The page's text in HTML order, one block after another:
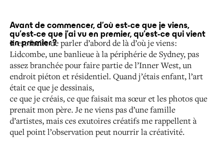
Avant de commencer, d’où est-ce que je viens,
qu’est-ce que j’ai vu en premier, qu’est-ce qui vient
en premier ?
Il est facile de parler d’abord de là d’où je viens :
Lidcombe,une banlieue à la périphérie de Sydney, pas
assez branchée pour faire partie de l’Inner West, un
endroit piéton etrésidentiel. Quand j’étais enfant, l’art
était ce que je dessinais,
ce que je créais, ce que faisait ma sœur et les photos que
prenait mon père. Je ne viens pas d’une famille
d’artistes, mais ces exutoires créatifs me rappellent à
quel pointl’observation peut nourrir la créativité.